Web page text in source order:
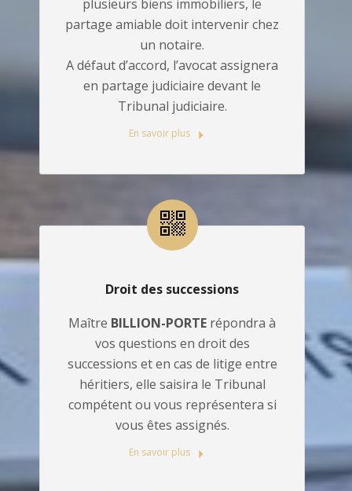
plusieurs biens immobiliers, le
partage amiable doit intervenir chez
un notaire.
A défaut d’accord, l’avocat assignera
en partage judiciaire devant le
Tribunal judiciaire.
En savoir plus
Droit des successions
Maître BILLION-PORTE répondra à
vos questions en droit des
successions et en cas de litige entre
héritiers, elle saisira le Tribunal
compétent ou vous représentera si
vous êtes assignés.
En savoir plus